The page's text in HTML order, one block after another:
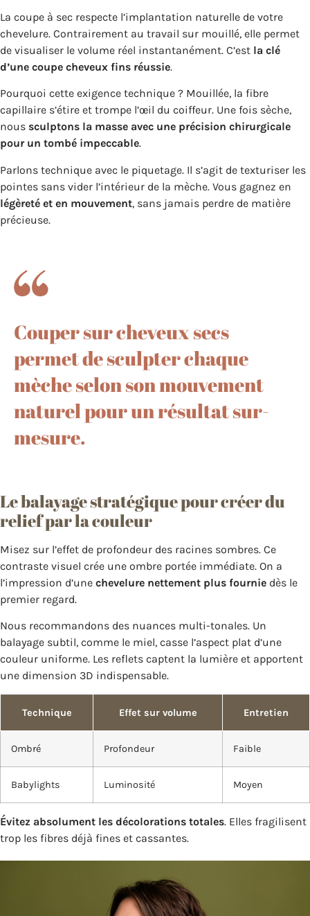
La coupe à sec respecte l’implantation naturelle de votre
chevelure. Contrairement au travail sur mouillé, elle permet
de visualiser le volume réel instantanément. C’est la clé
d’une coupe cheveux fins réussie.
Pourquoi cette exigence technique ? Mouillée, la fibre
capillaire s’étire et trompe l’œil du coiffeur. Une fois sèche,
nous sculptons la masse avec une précision chirurgicale
pour un tombé impeccable.
Parlons technique avec le piquetage. Il s’agit de texturiser les
pointes sans vider l’intérieur de la mèche. Vous gagnez en
légèreté et en mouvement, sans jamais perdre de matière
précieuse.
Couper sur cheveux secs
permet de sculpter chaque
mèche selon son mouvement
naturel pour un résultat sur-
mesure.
Le balayage stratégique pour créer du
relief par la couleur
Misez sur l’effet de profondeur des racines sombres. Ce
contraste visuel crée une ombre portée immédiate. On a
l’impression d’une chevelure nettement plus fournie dès le
premier regard.
Nous recommandons des nuances multi-tonales. Un
balayage subtil, comme le miel, casse l’aspect plat d’une
couleur uniforme. Les reflets captent la lumière et apportent
une dimension 3D indispensable.
Technique Effet sur volume Entretien
Ombré Profondeur Faible
Babylights Luminosité Moyen
Évitez absolument les décolorations totales. Elles fragilisent
trop les fibres déjà fines et cassantes.